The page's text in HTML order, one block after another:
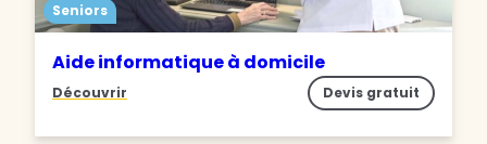
Seniors
Aide informatique à domicile
Découvrir Devis gratuit